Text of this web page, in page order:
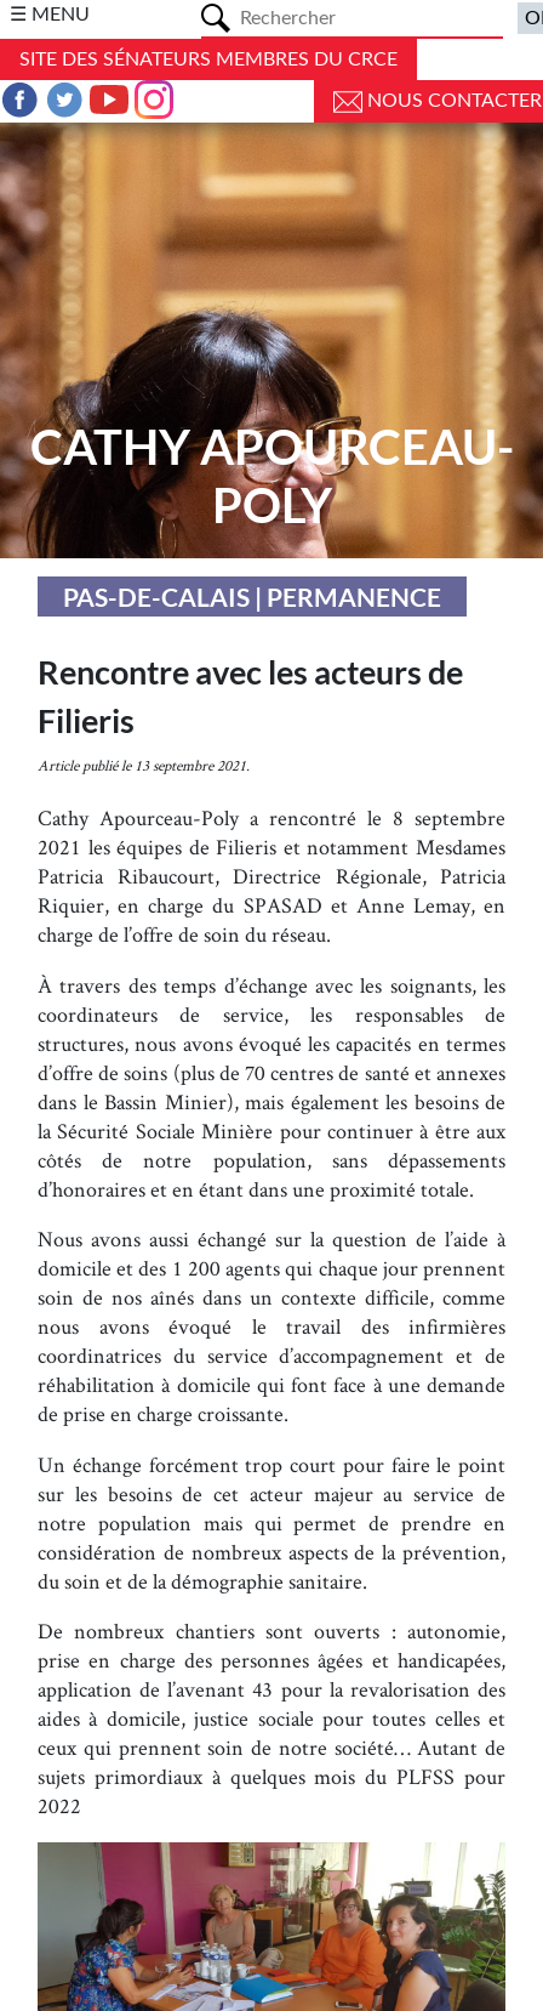
☰ MENU
SITE DES SÉNATEURS MEMBRES DU CRCE
NOUS CONTACTER
CATHY APOURCEAU-
POLY
PAS-DE-CALAIS | PERMANENCE
Rencontre avec les acteurs de
Filieris
Article publié le 13 septembre 2021.
Cathy Apourceau-Poly a rencontré le 8 septembre
2021 les équipes de Filieris et notamment Mesdames
Patricia Ribaucourt, Directrice Régionale, Patricia
Riquier, en charge du SPASAD et Anne Lemay, en
charge de l’offre de soin du réseau.
À travers des temps d’échange avec les soignants, les
coordinateurs de service, les responsables de
structures, nous avons évoqué les capacités en termes
d’offre de soins (plus de 70 centres de santé et annexes
dans le Bassin Minier), mais également les besoins de
la Sécurité Sociale Minière pour continuer à être aux
côtés de notre population, sans dépassements
d’honoraires et en étant dans une proximité totale.
Nous avons aussi échangé sur la question de l’aide à
domicile et des 1 200 agents qui chaque jour prennent
soin de nos aînés dans un contexte difficile, comme
nous avons évoqué le travail des infirmières
coordinatrices du service d’accompagnement et de
réhabilitation à domicile qui font face à une demande
de prise en charge croissante.
Un échange forcément trop court pour faire le point
sur les besoins de cet acteur majeur au service de
notre population mais qui permet de prendre en
considération de nombreux aspects de la prévention,
du soin et de la démographie sanitaire.
De nombreux chantiers sont ouverts : autonomie,
prise en charge des personnes âgées et handicapées,
application de l’avenant 43 pour la revalorisation des
aides à domicile, justice sociale pour toutes celles et
ceux qui prennent soin de notre société… Autant de
sujets primordiaux à quelques mois du PLFSS pour
2022